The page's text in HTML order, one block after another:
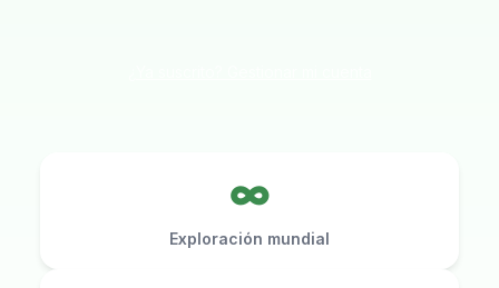
∞
Exploración mundial